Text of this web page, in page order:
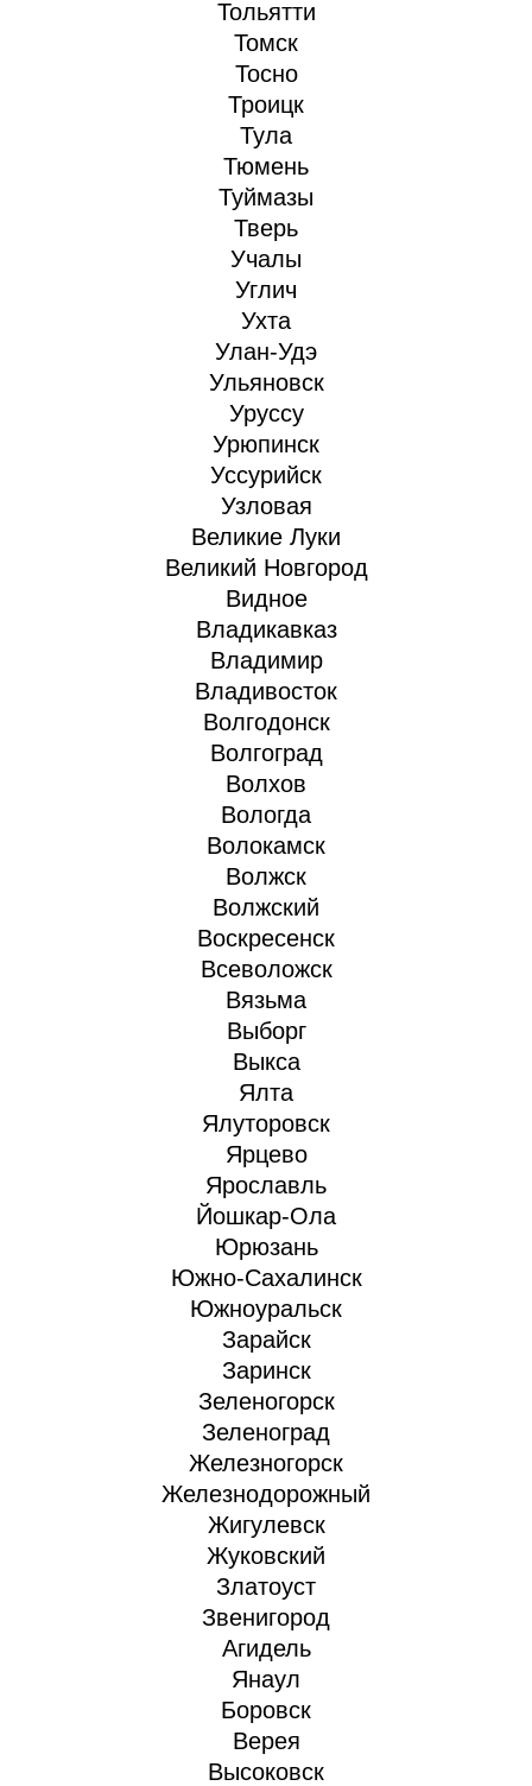
Тольятти
Томск
Тосно
Троицк
Тула
Тюмень
Туймазы
Тверь
Учалы
Углич
Ухта
Улан-Удэ
Ульяновск
Уруссу
Урюпинск
Уссурийск
Узловая
Великие Луки
Великий Новгород
Видное
Владикавказ
Владимир
Владивосток
Волгодонск
Волгоград
Волхов
Вологда
Волокамск
Волжск
Волжский
Воскресенск
Всеволожск
Вязьма
Выборг
Выкса
Ялта
Ялуторовск
Ярцево
Ярославль
Йошкар-Ола
Юрюзань
Южно-Сахалинск
Южноуральск
Зарайск
Заринск
Зеленогорск
Зеленоград
Железногорск
Железнодорожный
Жигулевск
Жуковский
Златоуст
Звенигород
Агидель
Янаул
Боровск
Верея
Высоковск